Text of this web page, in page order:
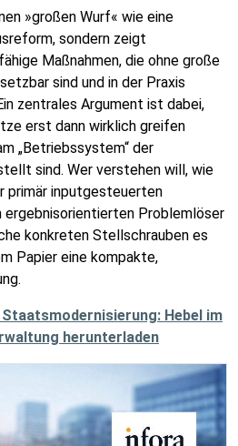
»großen Wurf« wie eine
sondern zeigt
Maßnahmen, die ohne große
sind und in der Praxis
zentrales Argument ist dabei,
erst dann wirklich greifen
„Betriebssystem“ der
sind. Wer verstehen will, wie
primär inputgesteuerten
ergebnisorientierten Problemlöser
konkreten Stellschrauben es
Papier eine kompakte,
Hebel im
herunterladen